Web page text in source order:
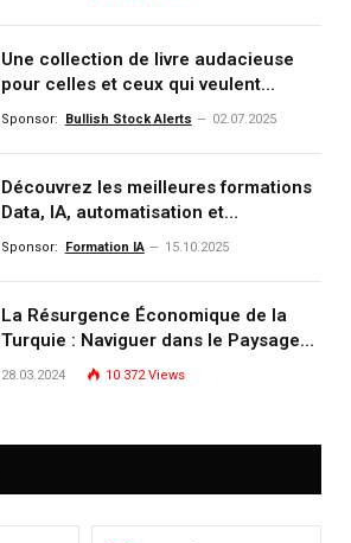
Une collection de livre audacieuse
pour celles et ceux qui veulent
Sponsor: Bullish Stock Alerts 02.07.2025
Découvrez les meilleures formations
Data, IA, automatisation et
Sponsor: Formation IA 15.10.2025
La Résurgence Économique de la
Turquie : Naviguer dans le Paysage
28.03.2024 10 372 Views